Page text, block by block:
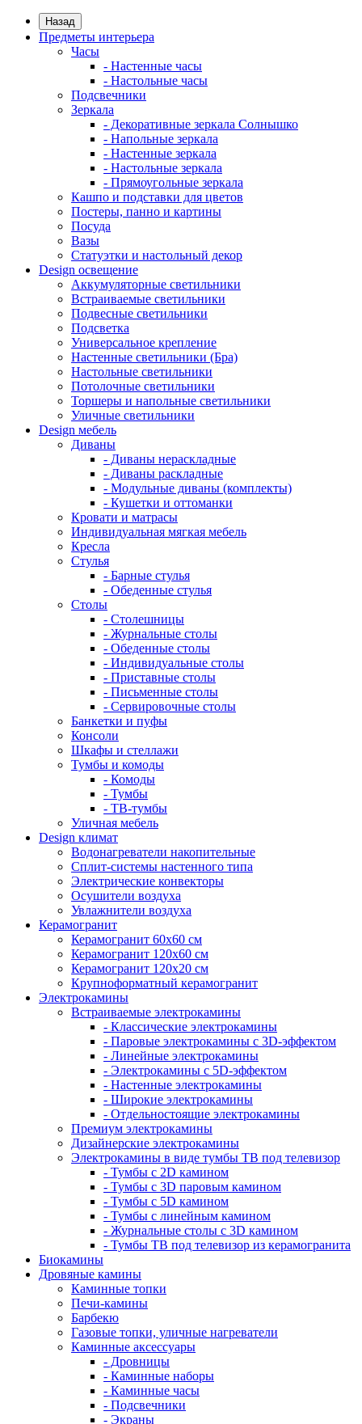
Назад
Предметы интерьера
Часы
- Настенные часы
- Настольные часы
Подсвечники
Зеркала
- Декоративные зеркала Солнышко
- Напольные зеркала
- Настенные зеркала
- Настольные зеркала
- Прямоугольные зеркала
Кашпо и подставки для цветов
Постеры, панно и картины
Посуда
Вазы
Статуэтки и настольный декор
Design освещение
Аккумуляторные светильники
Встраиваемые светильники
Подвесные светильники
Подсветка
Универсальное крепление
Настенные светильники (Бра)
Настольные светильники
Потолочные светильники
Торшеры и напольные светильники
Уличные светильники
Design мебель
Диваны
- Диваны нераскладные
- Диваны раскладные
- Модульные диваны (комплекты)
- Кушетки и оттоманки
Кровати и матрасы
Индивидуальная мягкая мебель
Кресла
Стулья
- Барные стулья
- Обеденные стулья
Столы
- Столешницы
- Журнальные столы
- Обеденные столы
- Индивидуальные столы
- Приставные столы
- Письменные столы
- Сервировочные столы
Банкетки и пуфы
Консоли
Шкафы и стеллажи
Тумбы и комоды
- Комоды
- Тумбы
- ТВ-тумбы
Уличная мебель
Design климат
Водонагреватели накопительные
Сплит-системы настенного типа
Электрические конвекторы
Осушители воздуха
Увлажнители воздуха
Керамогранит
Керамогранит 60х60 см
Керамогранит 120х60 см
Керамогранит 120х20 см
Крупноформатный керамогранит
Электрокамины
Встраиваемые электрокамины
- Классические электрокамины
- Паровые электрокамины с 3D-эффектом
- Линейные электрокамины
- Электрокамины с 5D-эффектом
- Настенные электрокамины
- Широкие электрокамины
- Отдельностоящие электрокамины
Премиум электрокамины
Дизайнерские электрокамины
Электрокамины в виде тумбы ТВ под телевизор
- Тумбы с 2D камином
- Тумбы с 3D паровым камином
- Тумбы с 5D камином
- Тумбы с линейным камином
- Журнальные столы с 3D камином
- Тумбы ТВ под телевизор из керамогранита
Биокамины
Дровяные камины
Каминные топки
Печи-камины
Барбекю
Газовые топки, уличные нагреватели
Каминные аксессуары
- Дровницы
- Каминные наборы
- Каминные часы
- Подсвечники
- Экраны